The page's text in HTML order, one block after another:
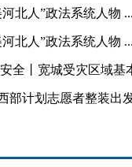
河北人”政法系统人物 ...
河北人”政法系统人物 ...
全丨宽城受灾区域基
部计划志愿者整装出